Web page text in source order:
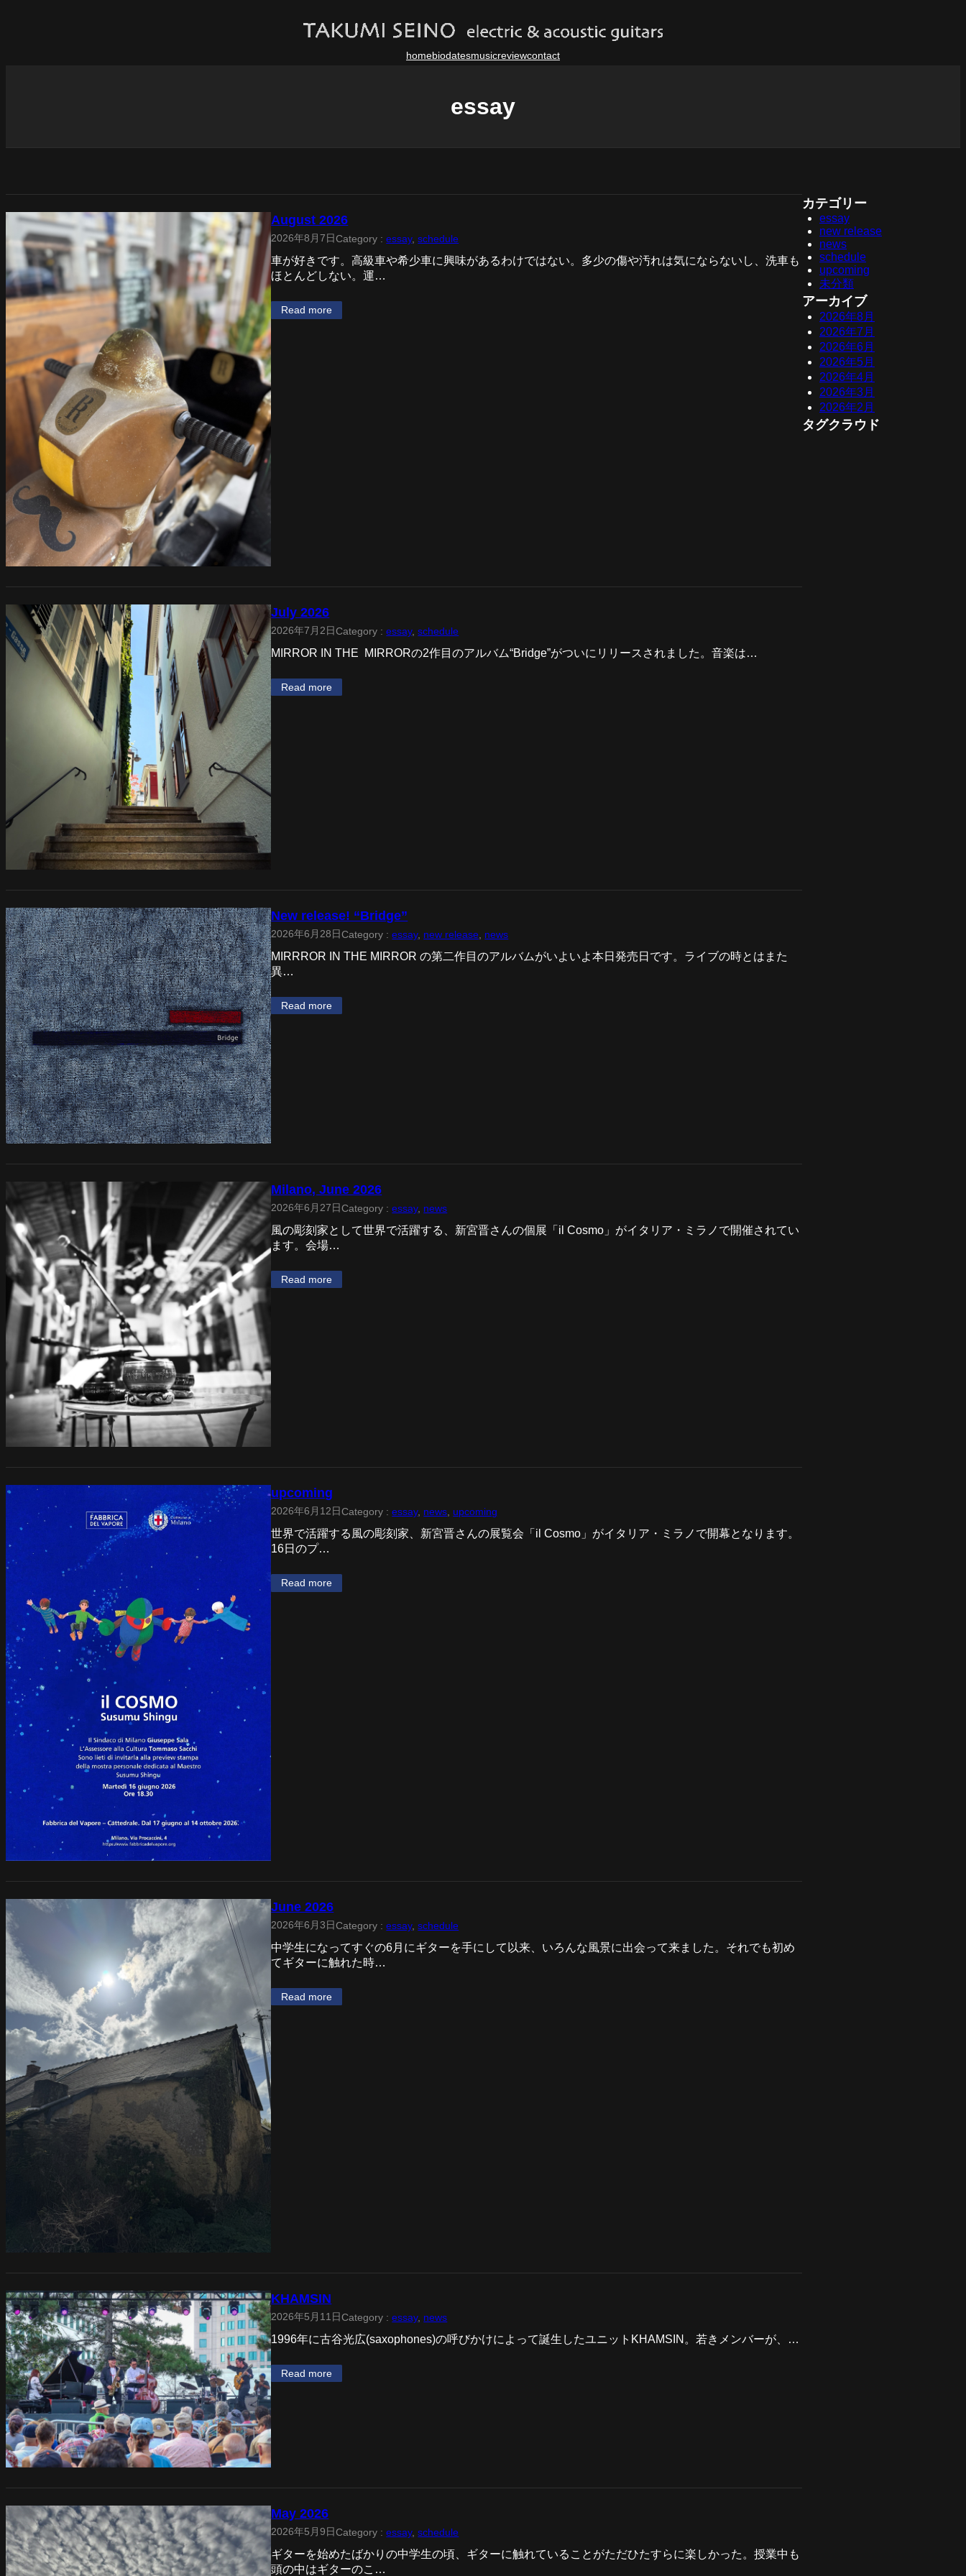
homebiodatesmusicreviewcontact
essay
August 2026
2026年8月7日Category :essay, schedule
車が好きです。高級車や希少車に興味があるわけではない。多少の傷や汚れは気にならないし、洗車も
ほとんどしない。運…
Read more
July 2026
2026年7月2日Category :essay, schedule
MIRROR IN THE MIRRORの2作目のアルバム“Bridge”がついにリリースされました。音楽は…
Read more
New release! “Bridge”
2026年6月28日Category :essay, new release news
MIRRROR IN THE MIRROR の第二作目のアルバムがいよいよ本日発売日です。ライブの時とはまた
異…
Read more
Milano, June 2026
2026年6月27日Category :essay, news
風の彫刻家として世界で活躍する、新宮晋さんの個展「il Cosmo」がイタリア・ミラノで開催されてい
ます。会場…
Read more
upcoming
2026年6月12日Category :essay, news, upcoming
世界で活躍する風の彫刻家、新宮晋さんの展覧会「il Cosmo」がイタリア・ミラノで開幕となります。
16日のプ…
Read more
June 2026
2026年6月3日Category :essay, schedule
中学生になってすぐの6月にギターを手にして以来、いろんな風景に出会って来ました。それでも初め
てギターに触れた時…
Read more
KHAMSIN
2026年5月11日Category :essay, news
1996年に古谷光広(saxophones)の呼びかけによって誕生したユニットKHAMSIN。若きメンバーが、…
Read more
May 2026
2026年5月9日Category :essay, schedule
ギターを始めたばかりの中学生の頃、ギターに触れていることがただひたすらに楽しかった。授業中も
頭の中はギターのこ…
カテゴリー
essay
new release
news
schedule
upcoming
未分類
アーカイブ
2026年8月
2026年7月
2026年6月
2026年5月
2026年4月
2026年3月
2026年2月
タグクラウド